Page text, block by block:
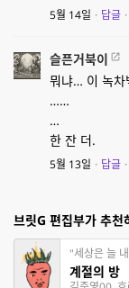
5월 14일 · 답글 ·
슬픈거북이
뭐냐… 이 녹차
……
…
한 잔 더.
5월 13일 · 답글 ·
브릿G 편집부가 추
"세상은 늘
계절의 방